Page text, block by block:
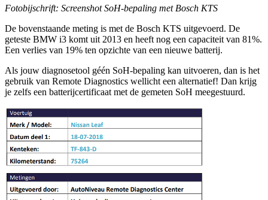
Fotobijschrift: Screenshot SoH-bepaling met Bosch KTS
De bovenstaande meting is met de Bosch KTS uitgevoerd. De
geteste BMW i3 komt uit 2013 en heeft nog een capaciteit van 81%.
Een verlies van 19% ten opzichte van een nieuwe batterij.
Als jouw diagnosetool géén SoH-bepaling kan uitvoeren, dan is het
gebruik van Remote Diagnostics wellicht een alternatief! Dan krijg
je zelfs een batterijcertificaat met de gemeten SoH meegestuurd.